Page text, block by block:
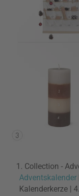
1. Collection -
Adventskalender
Kalenderkerze | 4.